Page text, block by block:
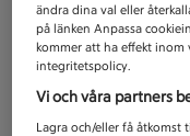
ändra dina val eller
på länken Anpassa
kommer att ha effekt
integritetspolicy.
Vi och våra partners
Lagra och/eller få